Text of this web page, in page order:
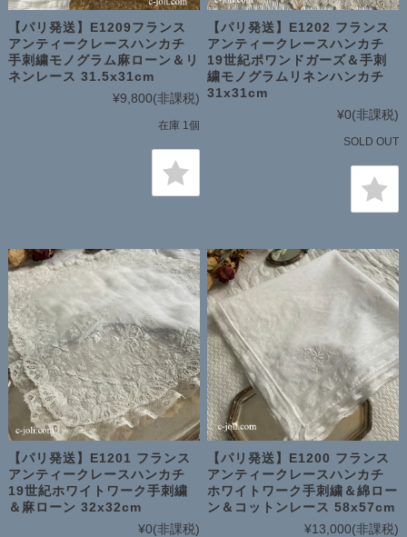
【パリ発送】E1209フランス
アンティークレースハンカチ
手刺繍モノグラム麻ローン＆リ
ネンレース 31.5x31cm
¥9,800(非課税)
在庫 1個
【パリ発送】E1202 フランス
アンティークレースハンカチ
19世紀ポワンドガーズ＆手刺
繍モノグラムリネンハンカチ
31x31cm
¥0(非課税)
SOLD OUT
【パリ発送】E1201 フランス
アンティークレースハンカチ
19世紀ホワイトワーク手刺繍
＆麻ローン 32x32cm
¥0(非課税)
【パリ発送】E1200 フランス
アンティークレースハンカチ
ホワイトワーク手刺繍＆綿ロー
ン＆コットンレース 58x57cm
¥13,000(非課税)